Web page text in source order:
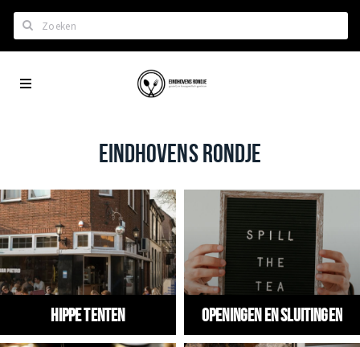
Home
Het laatste nieuws in Eindhoven
Roddels...
Restaurants en meer
Agenda
Hotels
City
EINDHOVENS RONDJE
Hippe tenten Openingen en Sluitingen